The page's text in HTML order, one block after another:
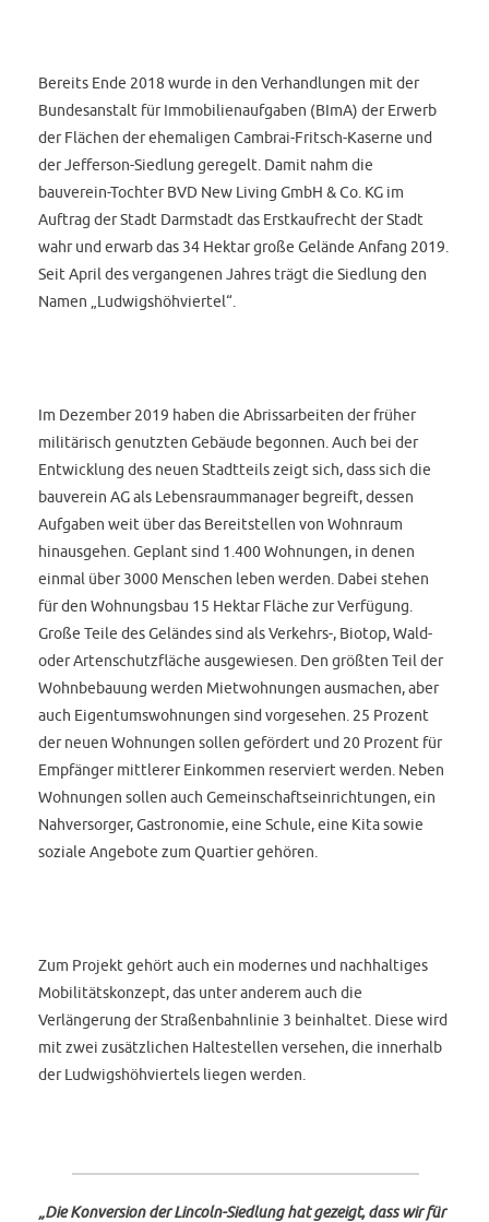
Bereits Ende 2018 wurde in den Verhandlungen mit der
Bundesanstalt für Immobilienaufgaben (BImA) der Erwerb
der Flächen der ehemaligen Cambrai-Fritsch-Kaserne und
der Jefferson-Siedlung geregelt. Damit nahm die
bauverein-Tochter BVD New Living GmbH & Co. KG im
Auftrag der Stadt Darmstadt das Erstkaufrecht der Stadt
wahr und erwarb das 34 Hektar große Gelände Anfang 2019.
Seit April des vergangenen Jahres trägt die Siedlung den
Namen „Ludwigshöhviertel“.
Im Dezember 2019 haben die Abrissarbeiten der früher
militärisch genutzten Gebäude begonnen. Auch bei der
Entwicklung des neuen Stadtteils zeigt sich, dass sich die
bauverein AG als Lebensraummanager begreift, dessen
Aufgaben weit über das Bereitstellen von Wohnraum
hinausgehen. Geplant sind 1.400 Wohnungen, in denen
einmal über 3000 Menschen leben werden. Dabei stehen
für den Wohnungsbau 15 Hektar Fläche zur Verfügung.
Große Teile des Geländes sind als Verkehrs-, Biotop, Wald-
oder Artenschutzfläche ausgewiesen. Den größten Teil der
Wohnbebauung werden Mietwohnungen ausmachen, aber
auch Eigentumswohnungen sind vorgesehen. 25 Prozent
der neuen Wohnungen sollen gefördert und 20 Prozent für
Empfänger mittlerer Einkommen reserviert werden. Neben
Wohnungen sollen auch Gemeinschaftseinrichtungen, ein
Nahversorger, Gastronomie, eine Schule, eine Kita sowie
soziale Angebote zum Quartier gehören.
Zum Projekt gehört auch ein modernes und nachhaltiges
Mobilitätskonzept, das unter anderem auch die
Verlängerung der Straßenbahnlinie 3 beinhaltet. Diese wird
mit zwei zusätzlichen Haltestellen versehen, die innerhalb
der Ludwigshöhviertels liegen werden.
„Die Konversion der Lincoln-Siedlung hat gezeigt, dass wir für